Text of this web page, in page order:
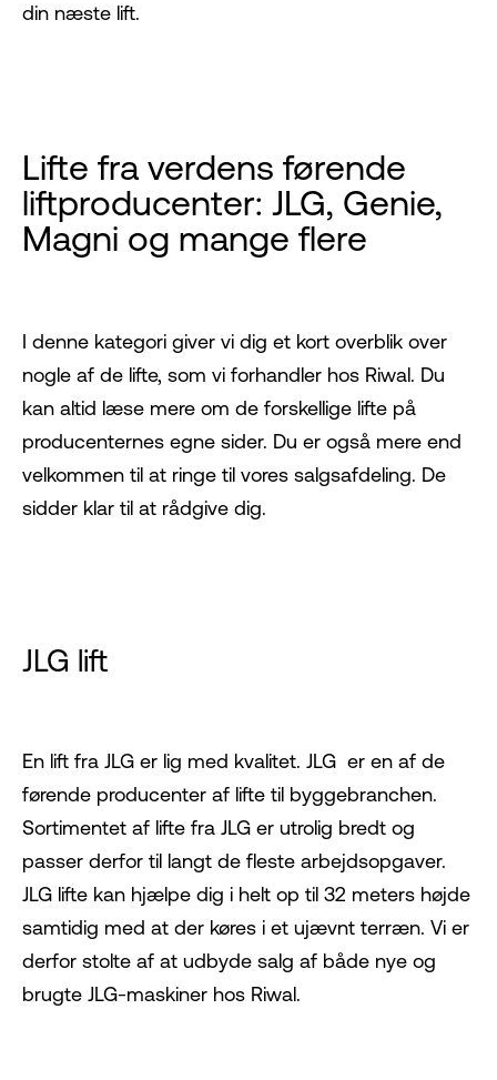
din næste lift.
Lifte fra verdens førende
liftproducenter: JLG, Genie,
Magni og mange flere
I denne kategori giver vi dig et kort overblik over
nogle af de lifte, som vi forhandler hos Riwal. Du
kan altid læse mere om de forskellige lifte på
producenternes egne sider. Du er også mere end
velkommen til at ringe til vores salgsafdeling. De
sidder klar til at rådgive dig.
JLG lift
En lift fra JLG er lig med kvalitet. JLG er en af de
førende producenter af lifte til byggebranchen.
Sortimentet af lifte fra JLG er utrolig bredt og
passer derfor til langt de fleste arbejdsopgaver.
JLG lifte kan hjælpe dig i helt op til 32 meters højde
samtidig med at der køres i et ujævnt terræn. Vi er
derfor stolte af at udbyde salg af både nye og
brugte JLG-maskiner hos Riwal.